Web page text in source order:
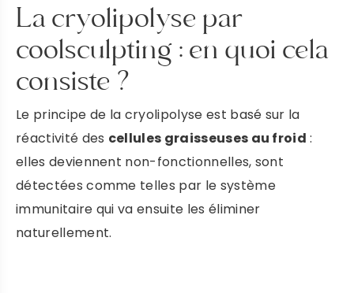
La cryolipolyse par
coolsculpting : en quoi cela
consiste ?
Le principe de la cryolipolyse est basé sur la
réactivité des cellules graisseuses au froid :
elles deviennent non-fonctionnelles, sont
détectées comme telles par le système
immunitaire qui va ensuite les éliminer
naturellement.